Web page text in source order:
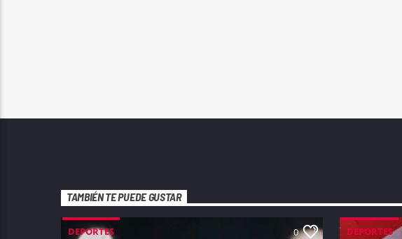
TAMBIÉN TE PUEDE GUSTAR
DEPORTES 0 DEPORTES